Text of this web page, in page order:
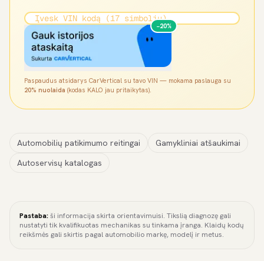
−20%
Paspaudus atsidarys CarVertical su tavo VIN — mokama paslauga su
20% nuolaida (kodas KALO jau pritaikytas).
Automobilių patikimumo reitingai
Gamykliniai atšaukimai
Autoservisų katalogas
Pastaba:ši informacija skirta orientavimuisi. Tikslią diagnozę gali
nustatyti tik kvalifikuotas mechanikas su tinkama įranga. Klaidų kodų
reikšmės gali skirtis pagal automobilio markę, modelį ir metus.